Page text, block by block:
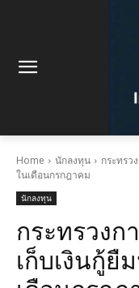
Home นักลงทุน
กระทรว
ในเดือนกรกฎาคม
นักลงทุน
กระทรวงก
เก็บเงินกู้ยื